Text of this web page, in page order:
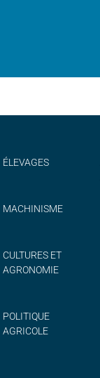
ÉLEVAGES
MACHINISME
CULTURES ET
AGRONOMIE
POLITIQUE
AGRICOLE